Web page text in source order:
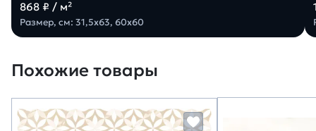
868 ₽ / м²
Размер, см: 31,5х63, 60х60
Похожие товары